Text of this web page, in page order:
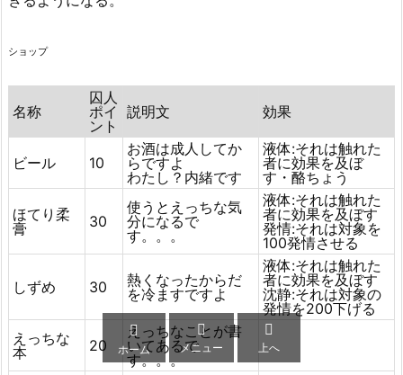
ショップ
名称
囚人
ポイ
ント
説明文 効果
ビール 10
お酒は成人してか
らですよ
わたし？内緒です
液体:それは触れた
者に効果を及ぼ
す・酪ちょう
ほてり柔
膏
30
使うとえっちな気
分になるで
す。。。
液体:それは触れた
者に効果を及ぼす
発情:それは対象を
100発情させる
しずめ 30
熱くなったからだ
を冷ますですよ
液体:それは触れた
者に効果を及ぼす
沈静:それは対象の
発情を200下げる
えっちな
本
20
えっちなことが書
いてあるで
す。。。

ホーム

メニュー

上へ